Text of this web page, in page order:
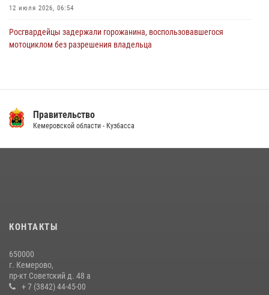
12 июля 2026, 06:54
Росгвардейцы задержали горожанина, воспользовавшегося
мотоциклом без разрешения владельца
24 июля 2026, 10:35 3
20 июля 2026, 08:52
гипермаркета товары на 13 тысяч рублей (ВИДЕО)
16 июля 2026, 06:43
Правительство
Кемеровской области - Кузбасса
КОНТАКТЫ
650000
г. Кемерово,
пр-кт Советский д. 48 а
+ 7 (3842) 44-45-00